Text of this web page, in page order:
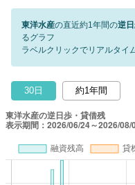
東洋水産の直近約1年間の逆
るグラフ
ラベルクリックでリアルタイ
30日 約1年間